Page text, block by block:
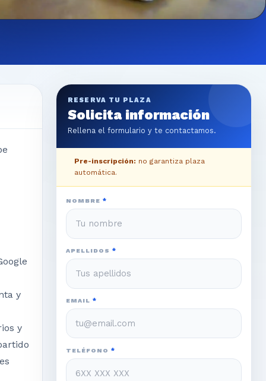
y
y
RESERVA TU PLAZA
Solicita información
Rellena el formulario y te contactamos.
Pre-inscripción: no garantiza plaza
automática.
NOMBRE*
APELLIDOS*
EMAIL*
TELÉFONO*